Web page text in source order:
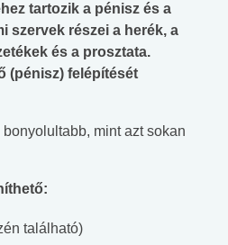
tartozik a pénisz és a
szervek részei a herék, a
és a prosztata.
(pénisz) felépítését
mint azt sokan
található)